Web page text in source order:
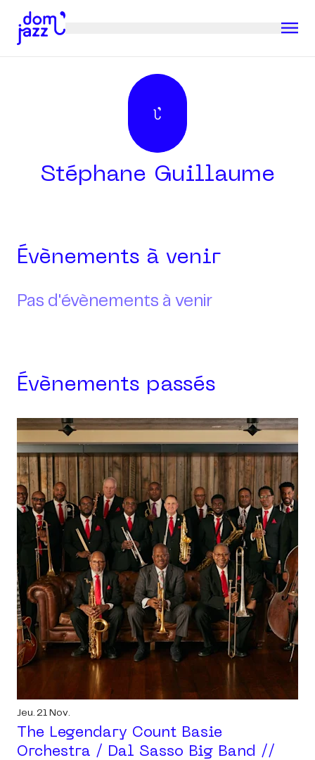
Stéphane Guillaume
Évènements à venir
Pas d'évènements à venir
Évènements passés
Jeu. 21 Nov.
The Legendary Count Basie
Orchestra / Dal Sasso Big Band //